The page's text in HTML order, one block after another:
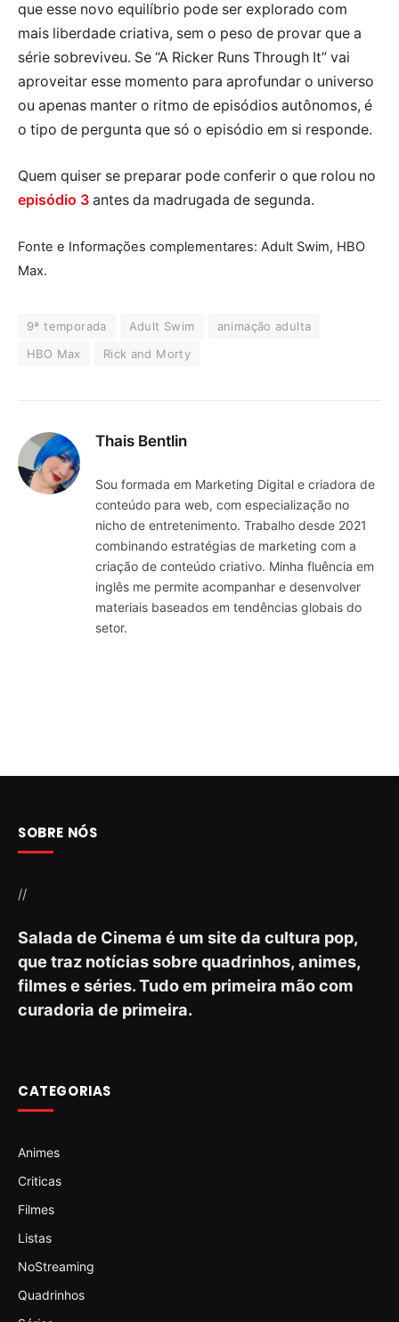
que esse novo equilíbrio pode ser explorado com
mais liberdade criativa, sem o peso de provar que a
série sobreviveu. Se “A Ricker Runs Through It” vai
aproveitar esse momento para aprofundar o universo
ou apenas manter o ritmo de episódios autônomos, é
o tipo de pergunta que só o episódio em si responde.
Quem quiser se preparar pode conferir o que rolou no
episódio 3 antes da madrugada de segunda.
Fonte e Informações complementares: Adult Swim, HBO
Max.
9ª temporada Adult Swim
animação adulta
HBO Max
Rick and Morty
Thais Bentlin
Sou formada em Marketing Digital e criadora de
conteúdo para web, com especialização no
nicho de entretenimento. Trabalho desde 2021
combinando estratégias de marketing com a
criação de conteúdo criativo. Minha fluência em
inglês me permite acompanhar e desenvolver
materiais baseados em tendências globais do
setor.
SOBRE NÓS
//
Salada de Cinema é um site da cultura pop,
que traz notícias sobre quadrinhos, animes,
filmes e séries. Tudo em primeira mão com
curadoria de primeira.
CATEGORIAS
Animes
Criticas
Filmes
Listas
NoStreaming
Quadrinhos